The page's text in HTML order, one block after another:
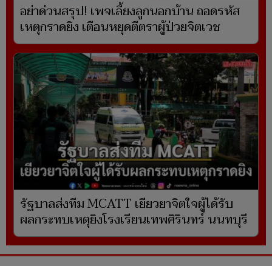
อย่าด่วนสรุป! เพจเลี้ยงลูกนอกบ้าน ถอดรหัส
เหตุกราดยิง เตือนหยุดตีตราผู้ป่วยจิตเวช
รัฐบาลส่งทีม MCATT เยียวยาจิตใจผู้ได้รับ
ผลกระทบเหตุยิงโรงเรียนเทพศิรินทร์ นนทบุรี